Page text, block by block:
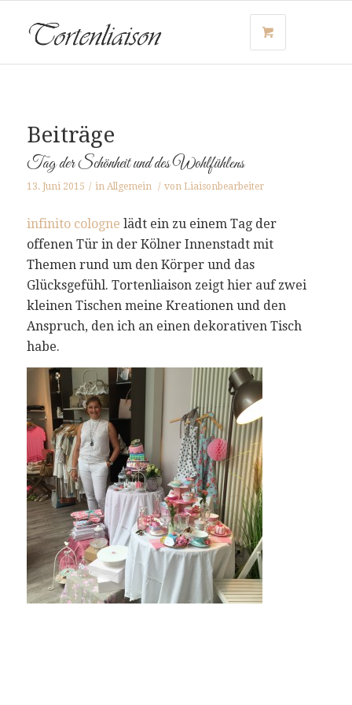
Beiträge
Tag der Schönheit und des Wohlfühlens
13. Juni 2015 / in Allgemein / von Liaisonbearbeiter
infinito cologne lädt ein zu einem Tag der
offenen Tür in der Kölner Innenstadt mit
Themen rund um den Körper und das
Glücksgefühl. Tortenliaison zeigt hier auf zwei
kleinen Tischen meine Kreationen und den
Anspruch, den ich an einen dekorativen Tisch
habe.